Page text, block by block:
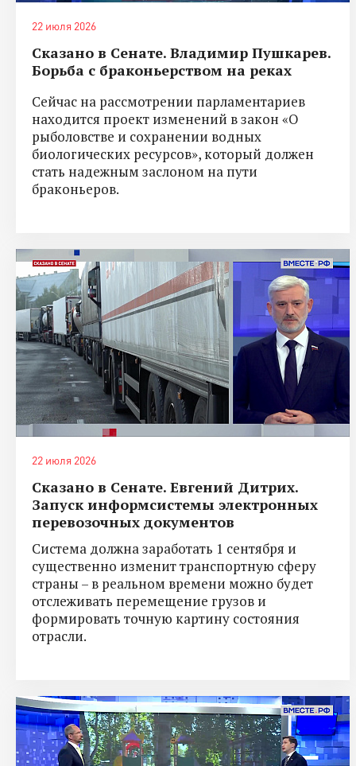
22 июля 2026
Сказано в Сенате. Владимир Пушкарев.
Борьба с браконьерством на реках
Сейчас на рассмотрении парламентариев
находится проект изменений в закон «О
рыболовстве и сохранении водных
биологических ресурсов», который должен
стать надежным заслоном на пути
браконьеров.
22 июля 2026
Сказано в Сенате. Евгений Дитрих.
Запуск информсистемы электронных
перевозочных документов
Система должна заработать 1 сентября и
существенно изменит транспортную сферу
страны – в реальном времени можно будет
отслеживать перемещение грузов и
формировать точную картину состояния
отрасли.